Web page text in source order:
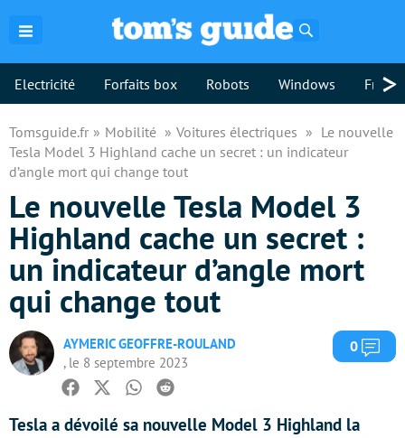
Electricité Forfaits box Robots Windows >
Tomsguide.fr Mobilité Voitures électriques
Le nouvelle
Tesla Model 3 Highland cache un secret : un indicateur
d’angle mort qui change tout
Le nouvelle Tesla Model 3
Highland cache un secret :
un indicateur d’angle mort
qui change tout
AYMERIC GEOFFRE-ROULAND
, le 8 septembre 2023
0
Facebook
TwitterWhatsapp
Reddit
Tesla a dévoilé sa nouvelle Model 3 Highland la